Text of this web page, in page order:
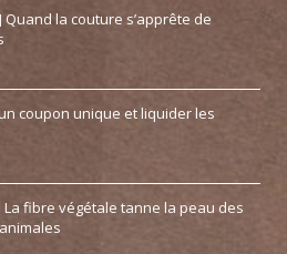
Quand la couture s’apprête de
coupon unique et liquider les
fibre végétale tanne la peau des